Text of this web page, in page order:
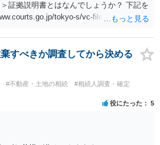
証拠説明書とはなんでしょうか？ 下記を
tokyo-s/vc-files/tokyo-s/file/
すべきか調査してから決める
#不動産・土地の相続
#相続人調査・確定
役にたった 5